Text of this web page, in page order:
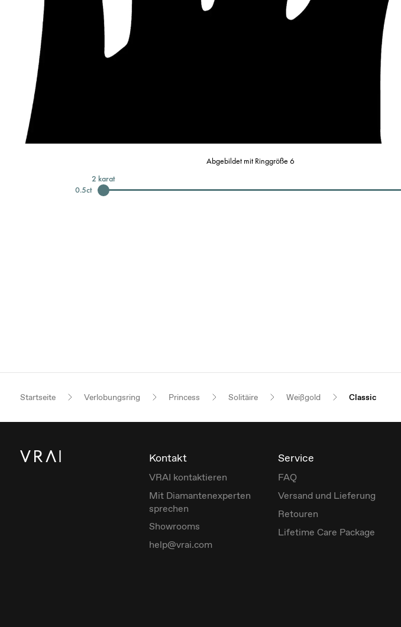
Abgebildet mit Ringgröße 6
0.5ct
2 karat
Startseite Verlobungsring Princess Solitäire Weißgold Classic
Kontakt
VRAI kontaktieren
Mit Diamantenexperten
sprechen
Showrooms
help@vrai.com
Service
FAQ
Versand und Lieferung
Retouren
Lifetime Care Package